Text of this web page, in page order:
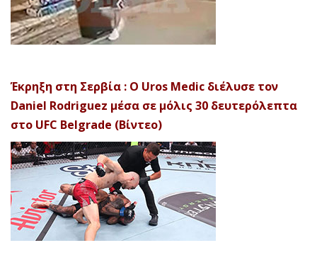
Έκρηξη στη Σερβία : Ο Uros Medic διέλυσε τον
Daniel Rodriguez μέσα σε μόλις 30 δευτερόλεπτα
στο UFC Belgrade (Βίντεο)